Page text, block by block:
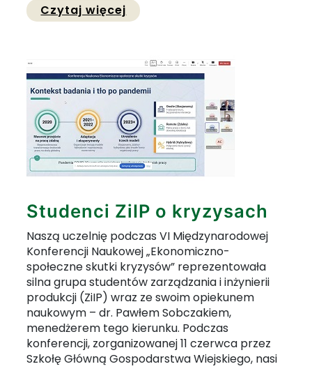
Czytaj więcej Przejdź do pełnej
Studenci ZiIP o kryzysach
Naszą uczelnię podczas VI Międzynarodowej
Konferencji Naukowej „Ekonomiczno-
społeczne skutki kryzysów” reprezentowała
silna grupa studentów zarządzania i inżynierii
produkcji (ZiIP) wraz ze swoim opiekunem
naukowym – dr. Pawłem Sobczakiem,
menedżerem tego kierunku. Podczas
konferencji, zorganizowanej 11 czerwca przez
Szkołę Główną Gospodarstwa Wiejskiego, nasi